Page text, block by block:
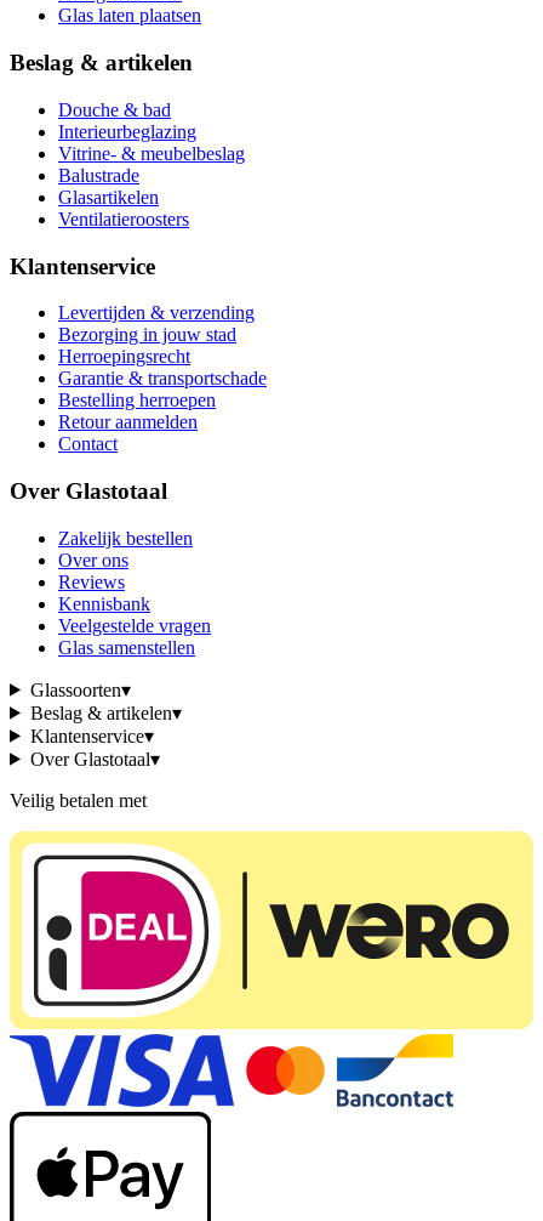
Glas laten plaatsen
Beslag & artikelen
Douche & bad
Interieurbeglazing
Vitrine- & meubelbeslag
Balustrade
Glasartikelen
Ventilatieroosters
Klantenservice
Levertijden & verzending
Bezorging in jouw stad
Herroepingsrecht
Garantie & transportschade
Bestelling herroepen
Retour aanmelden
Contact
Over Glastotaal
Zakelijk bestellen
Over ons
Reviews
Kennisbank
Veelgestelde vragen
Glas samenstellen
Glassoorten▾
Beslag & artikelen▾
Klantenservice▾
Over Glastotaal▾
Veilig betalen met